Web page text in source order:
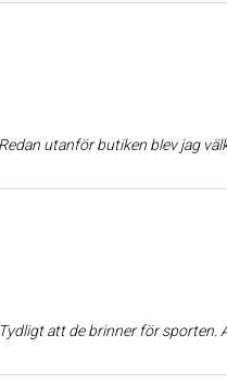
Även min lilla dotter var nöjd med besöket & fick t.o.m en liten present av ägaren. 😊 Fem + i betyg. Jag kommer absolut
att de vill att kunderna ska få sina produkter i tid (klara besked vid beställning om